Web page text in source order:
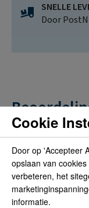
SNELLE
Door
Schrijf de eerste
Schrijf een
Cookie
Door op 'Accepteer
opslaan van
verbeteren, het
informatie.